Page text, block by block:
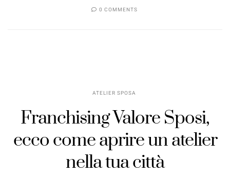
0 COMMENTS
ATELIER SPOSA
Franchising Valore Sposi,
ecco come aprire un atelier
nella tua città